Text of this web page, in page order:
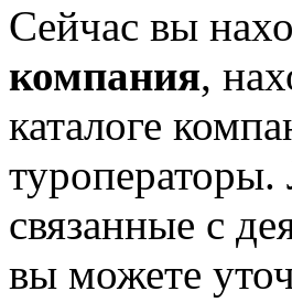
Сейчас вы
компания,
каталоге
связанные с
вы можете